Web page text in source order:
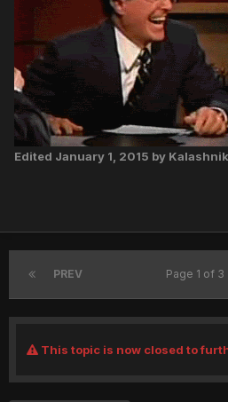
Edited January 1, 2015 by
PREV Page 1 of 3
This topic is now closed to